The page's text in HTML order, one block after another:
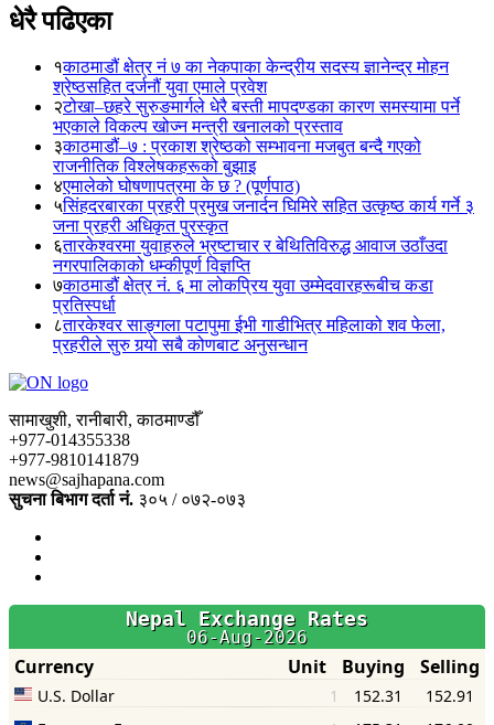
धेरै पढिएका
१काठमाडौं क्षेत्र नं ७ का नेकपाका केन्द्रीय सदस्य ज्ञानेन्द्र मोहन
श्रेष्ठसहित दर्जनौं युवा एमाले प्रवेश
२टोखा–छहरे सुरुङमार्गले धेरै बस्ती मापदण्डका कारण समस्यामा पर्ने
भएकाले विकल्प खोज्न मन्त्री खनालको प्रस्ताव
३काठमाडौं–७ : प्रकाश श्रेष्ठको सम्भावना मजबुत बन्दै गएको
राजनीतिक विश्लेषकहरूको बुझाइ
४एमालेको घोषणापत्रमा के छ ? (पूर्णपाठ)
५सिंहदरबारका प्रहरी प्रमुख जनार्दन घिमिरे सहित उत्कृष्ठ कार्य गर्ने ३
जना प्रहरी अधिकृत पुरस्कृत
६तारकेश्वरमा युवाहरुले भ्रष्टाचार र बेथितिविरुद्ध आवाज उठाँउदा
नगरपालिकाको धम्कीपूर्ण विज्ञप्ति
७काठमाडौं क्षेत्र नं. ६ मा लोकप्रिय युवा उम्मेदवारहरूबीच कडा
प्रतिस्पर्धा
८तारकेश्वर साङ्गला पटापुमा ईभी गाडीभित्र महिलाको शव फेला,
प्रहरीले सुरु गर्‍यो सबै कोणबाट अनुसन्धान
सामाखुशी, रानीबारी, काठमाण्डौँ
+977-014355338
+977-9810141879
news@sajhapana.com
सुचना बिभाग दर्ता नं. ३०५ / ०७२-०७३